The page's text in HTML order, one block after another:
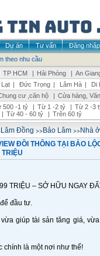
Dự án Tư vấn Đăng nhập
theo nhu cầu
TP HCM | Hải Phòng | An
| Đức Trọng | Lâm Hà | Di
cư ,căn hộ | Cửa hàng,
500 -1 tỷ | Từ 1 -2 tỷ | Từ 2 -3
| Từ 40 - 60 tỷ | Trên 60 tỷ
Lâm Đồng >>Bảo Lâm>>Nhà
ĐỒI THÔNG TẠI BẢO
TRIỆU – SỞ HỮU NGAY
đầu tư.
giúp tài sản tăng giá,
chính là một nơi như thế!